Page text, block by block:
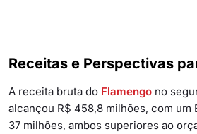
Receitas e Perspectivas
A receita bruta do Flamengo no
alcançou R$ 458,8 milhões, com um
37 milhões, ambos superiores ao